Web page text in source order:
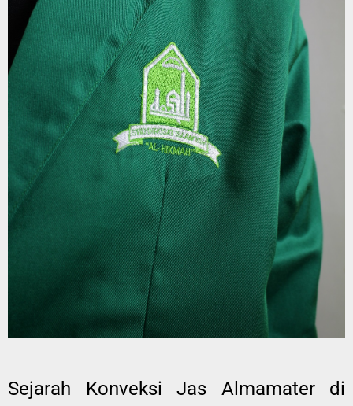
Sejarah Konveksi Jas Almamater di